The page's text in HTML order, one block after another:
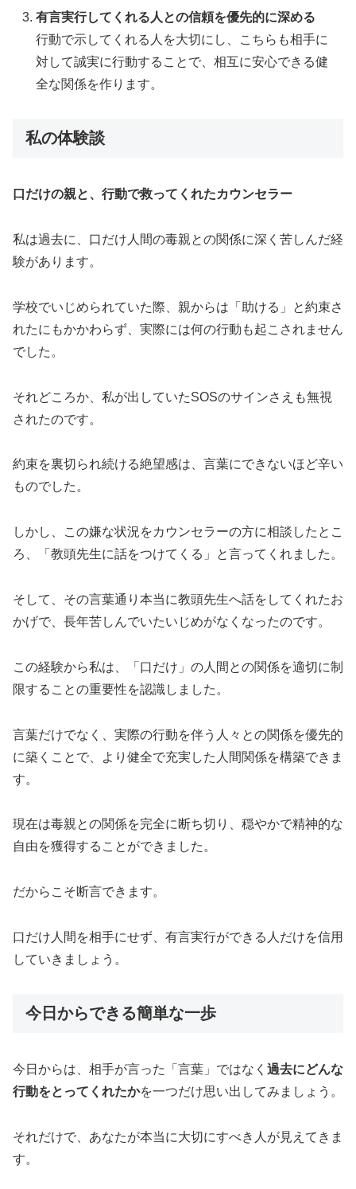
有言実行してくれる人との信頼を優先的に深める
行動で示してくれる人を大切にし、こちらも相手に
対して誠実に行動することで、相互に安心できる健
全な関係を作ります。
私の体験談
口だけの親と、行動で救ってくれたカウンセラー
私は過去に、口だけ人間の毒親との関係に深く苦しんだ経
験があります。
学校でいじめられていた際、親からは「助ける」と約束さ
れたにもかかわらず、実際には何の行動も起こされません
でした。
それどころか、私が出していたSOSのサインさえも無視
されたのです。
約束を裏切られ続ける絶望感は、言葉にできないほど辛い
ものでした。
しかし、この嫌な状況をカウンセラーの方に相談したとこ
ろ、「教頭先生に話をつけてくる」と言ってくれました。
そして、その言葉通り本当に教頭先生へ話をしてくれたお
かげで、長年苦しんでいたいじめがなくなったのです。
この経験から私は、「口だけ」の人間との関係を適切に制
限することの重要性を認識しました。
言葉だけでなく、実際の行動を伴う人々との関係を優先的
に築くことで、より健全で充実した人間関係を構築できま
す。
現在は毒親との関係を完全に断ち切り、穏やかで精神的な
自由を獲得することができました。
だからこそ断言できます。
口だけ人間を相手にせず、有言実行ができる人だけを信用
していきましょう。
今日からできる簡単な一歩
今日からは、相手が言った「言葉」ではなく 過去にどんな
行動をとってくれたかを一つだけ思い出してみましょう。
それだけで、あなたが本当に大切にすべき人が見えてきま
す。